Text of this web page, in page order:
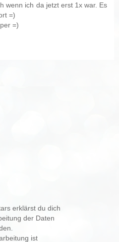
wenn ich da jetzt erst 1x war. Es
=)
=)
erklärst du dich
der Daten
ist